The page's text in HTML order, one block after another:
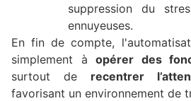
suppression du
ennuyeuses.
En fin de compte,
simplement àopérer des
surtout de recentrer
favorisant un environnement de